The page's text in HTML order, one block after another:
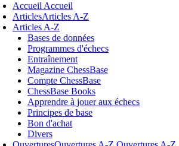
Accueil Accueil
ArticlesArticles A-Z
Articles A-Z
Bases de données
Programmes d'échecs
Entraînement
Magazine ChessBase
Compte ChessBase
ChessBase Books
Apprendre à jouer aux échecs
Principes de base
Bon d'achat
Divers